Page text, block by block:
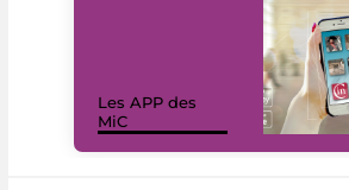
Les APP des
MiC